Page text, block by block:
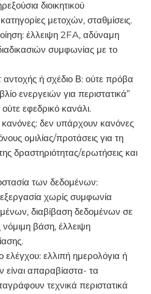
διοικητικού
μετοχών, σταθμίσεις.
έλλειψη 2FA, αδύναμη
συμφωνίας με το
ή σχέδιο Β: ούτε πρόβα
ενεργειών για περιστατικά”
εφεδρικό κανάλι.
κανόνες: δεν υπάρχουν κανόνες
ομιλίας/προτάσεις για τη
δραστηριότητας/ερωτήσεις και
των δεδομένων:
χωρίς συμφωνία
διαβίβαση δεδομένων σε
νόμιμη βάση, έλλειψη
ελέγχου: ελλιπή ημερολόγια ή
είναι απαραβίαστα- τα
τεχνικά περιστατικά